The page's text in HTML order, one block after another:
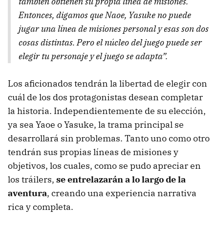
Entonces, digamos que Naoe, Yasuke no puede
jugar una línea de misiones personal y esas son dos
cosas distintas. Pero el núcleo del juego puede ser
elegir tu personaje y el juego se adapta”.
Los aficionados tendrán la libertad de elegir con
cuál de los dos protagonistas desean completar
la historia. Independientemente de su elección,
ya sea Yaoe o Yasuke, la trama principal se
desarrollará sin problemas. Tanto uno como otro
tendrán sus propias líneas de misiones y
objetivos, los cuales, como se pudo apreciar en
los tráilers, se entrelazarán a lo largo de la
aventura, creando una experiencia narrativa
rica y completa.